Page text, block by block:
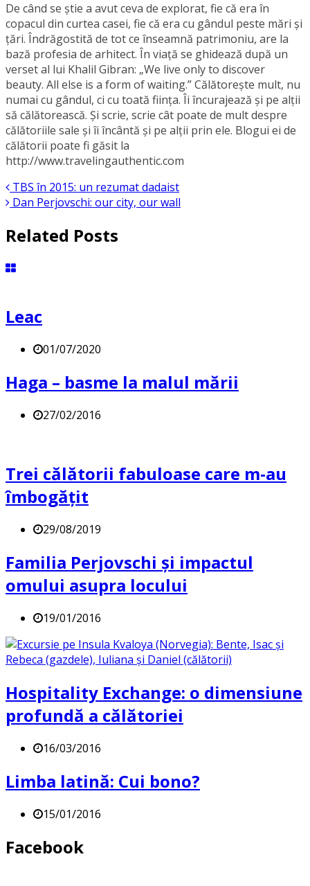
De când se știe a avut ceva de explorat, fie că era în
copacul din curtea casei, fie că era cu gândul peste mări şi
ţări. Îndrăgostită de tot ce înseamnă patrimoniu, are la
bază profesia de arhitect. În viaţă se ghidează după un
verset al lui Khalil Gibran: „We live only to discover
beauty. All else is a form of waiting.” Călătorește mult, nu
numai cu gândul, ci cu toată fiinţa. Îi încurajează şi pe alţii
să călătorească. Şi scrie, scrie cât poate de mult despre
călătoriile sale și îi încântă și pe alții prin ele. Blogui ei de
călătorii poate fi găsit la
http://www.travelingauthentic.com
TBS în 2015: un rezumat dadaist
Dan Perjovschi: our city, our wall
Related Posts
Leac
01/07/2020
Haga – basme la malul mării
27/02/2016
Trei călătorii fabuloase care m-au
îmbogățit
29/08/2019
Familia Perjovschi și impactul
omului asupra locului
19/01/2016
Hospitality Exchange: o dimensiune
profundă a călătoriei
16/03/2016
Limba latină: Cui bono?
15/01/2016
Facebook